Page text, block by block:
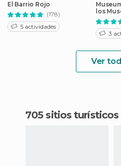
El Barrio Rojo
(178)
5 actividades
los
3
Ver
705 sitios